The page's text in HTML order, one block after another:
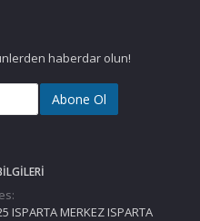
haberdar olun!
Abone Ol
ISPARTA MERKEZ ISPARTA